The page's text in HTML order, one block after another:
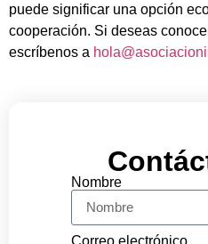
puede significar una opción
cooperación. Si deseas
escríbenos a
Nombre
Correo electrónico